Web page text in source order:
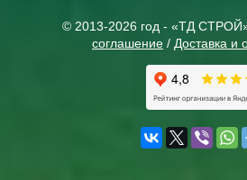
© 2013-2026 год - «ТД
соглашение / Доставка и